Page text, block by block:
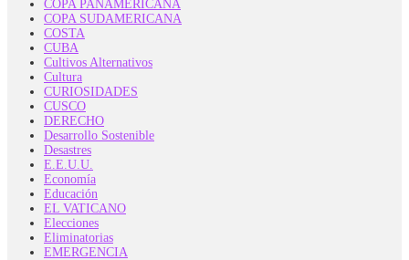
COPA PANAMERICANA
COPA SUDAMERICANA
COSTA
CUBA
Cultivos Alternativos
Cultura
CURIOSIDADES
CUSCO
DERECHO
Desarrollo Sostenible
Desastres
E.E.U.U.
Economía
Educación
EL VATICANO
Elecciones
Eliminatorias
EMERGENCIA